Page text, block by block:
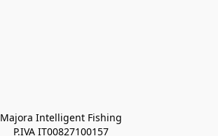
Majora Intelligent Fishing
P.IVA IT00827100157